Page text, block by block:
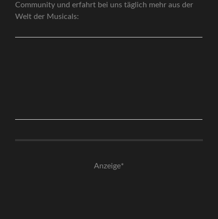
Community und erfahrt bei uns täglich mehr aus der
Welt der Musicals:
Anzeige*